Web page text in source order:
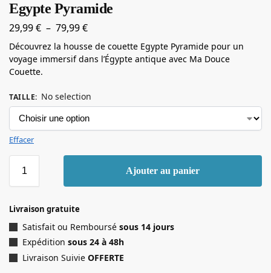
Egypte Pyramide
29,99€ – 79,99€
Découvrez la housse de couette Egypte Pyramide pour un
voyage immersif dans l’Égypte antique avec Ma Douce
Couette.
TAILLE: No selection
Effacer
Ajouter au panier
Livraison gratuite
Satisfait ou Remboursé sous 14 jours
Expédition sous 24 à 48h
Livraison Suivie OFFERTE